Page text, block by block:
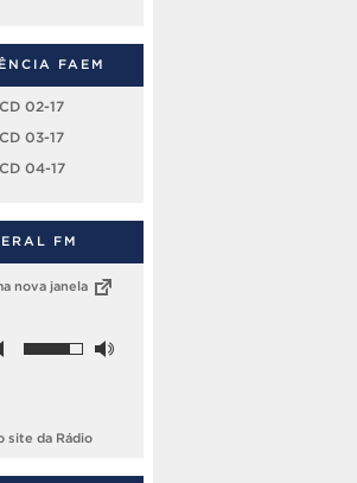
FAEM
02-17
03-17
04-17
FM
nova janela
site da Rádio